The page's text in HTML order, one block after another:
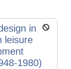
in
leisure
1980)